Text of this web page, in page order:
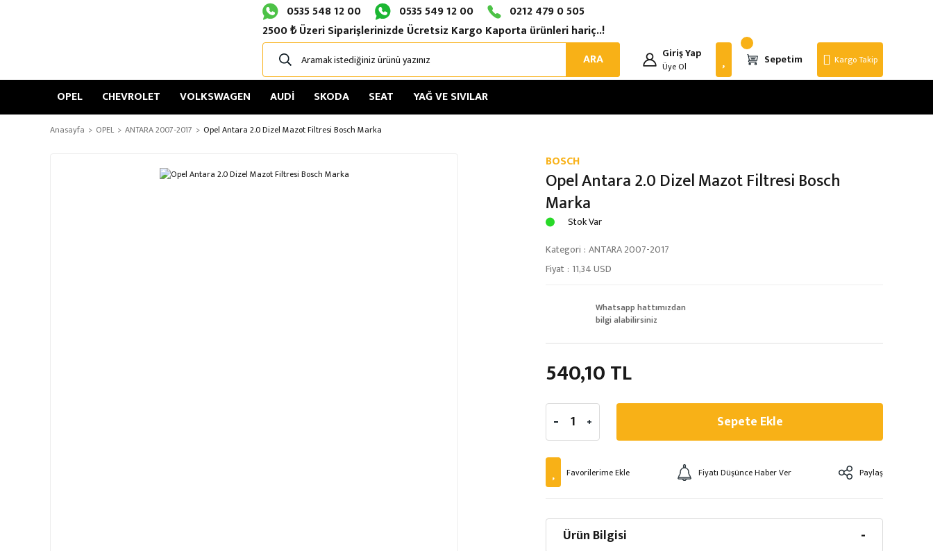
0535 548 12 00 0535 549 12 00
0212 479 0 505
2500 ₺ Üzeri Siparişlerinizde Ücretsiz Kargo Kaporta ürünleri hariç..!
ARA
Giriş Yap
Üye Ol Sepetim Kargo Takip
OPEL CHEVROLET VOLKSWAGEN AUDİ SKODA SEAT YAĞ VE SIVILAR
Anasayfa OPEL ANTARA 2007-2017 Opel Antara 2.0 Dizel Mazot Filtresi Bosch Marka
BOSCH
Opel Antara 2.0 Dizel Mazot Filtresi Bosch
Marka
Stok Var
Kategori ANTARA 2007-2017
Fiyat 11,34 USD
Whatsapp hattımızdan
bilgi alabilirsiniz
540,10 TL
Sepete Ekle
Fiyatı Düşünce Haber Ver Paylaş
Ürün Bilgisi